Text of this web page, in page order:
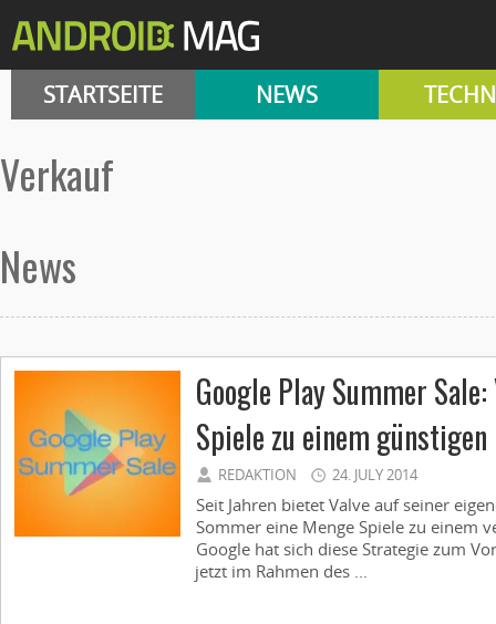
STARTSEITE NEWS
verkauf
News
Google Play Summer
Spiele zu einem
REDAKTION 24. JULY 2014
Seit Jahren bietet Valve auf seiner
Sommer eine Menge Spiele zu einem
Google hat sich diese Strategie zum
jetzt im Rahmen des ...